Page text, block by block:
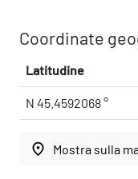
Coordinate
Latitudine
N 45.4592068 °
place Mostra sulla